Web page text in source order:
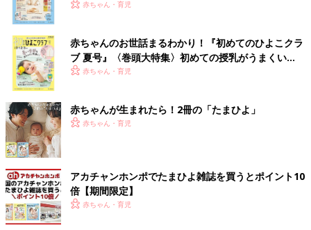
いっぱい！
赤ちゃん・育児
赤ちゃんのお世話まるわかり！『初めてのひよこクラ
ブ 夏号』〈巻頭大特集〉初めての授乳がうまくい
く！ おっぱい・ミルクの基本と夏のトラブル 解決テ
赤ちゃん・育児
赤ちゃんが生まれたら！2冊の「たまひよ」
赤ちゃん・育児
アカチャンホンポでたまひよ雑誌を買うとポイント10
倍【期間限定】
赤ちゃん・育児